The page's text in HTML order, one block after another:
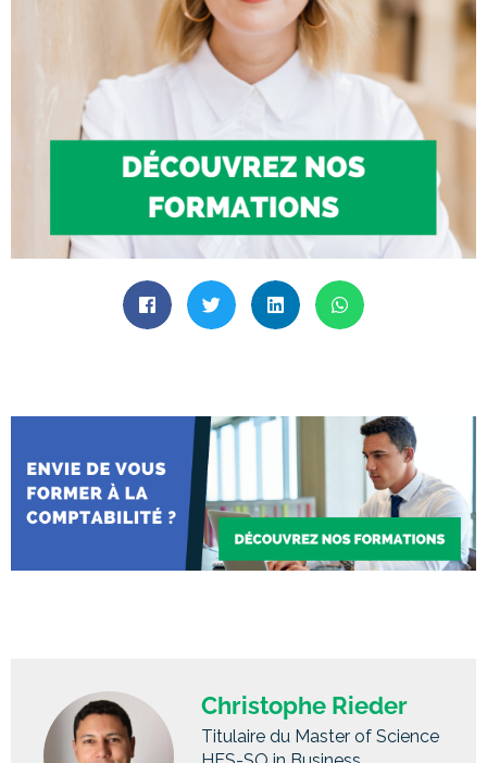
Christophe Rieder
Titulaire du Master of Science